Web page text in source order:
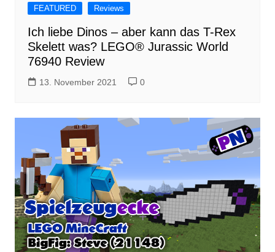
FEATURED Reviews
Ich liebe Dinos – aber kann das T-Rex
Skelett was? LEGO® Jurassic World
76940 Review
13. November 2021 0